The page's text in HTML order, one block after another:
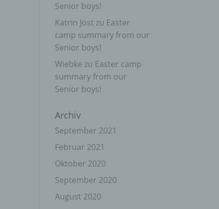
Senior boys!
Katrin Jost zu Easter
camp summary from our
Senior boys!
Wiebke zu Easter camp
summary from our
Senior boys!
Archiv
September 2021
Februar 2021
Oktober 2020
September 2020
August 2020